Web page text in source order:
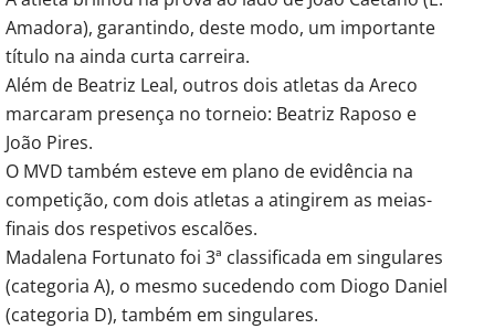
Amadora), garantindo, deste modo, um importante
título na ainda curta carreira.
Além de Beatriz Leal, outros dois atletas da Areco
marcaram presença no torneio: Beatriz Raposo e
João Pires.
O MVD também esteve em plano de evidência na
competição, com dois atletas a atingirem as meias-
finais dos respetivos escalões.
Madalena Fortunato foi 3ª classificada em singulares
(categoria A), o mesmo sucedendo com Diogo Daniel
(categoria D), também em singulares.